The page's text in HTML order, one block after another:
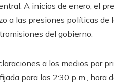
A inicios de enero, el
a las presiones políticas
del gobierno.
a los medios por
para las 2:30 p.m., hora